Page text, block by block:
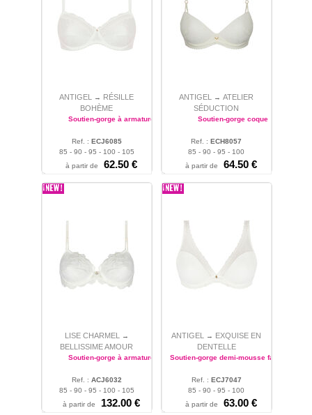
ANTIGEL → RÉSILLE
BOHÈME
Soutien-gorge à armatures
Ref. : ECJ6085
85 - 90 - 95 - 100 - 105
à partir de
62.50 €
ANTIGEL → ATELIER
SÉDUCTION
Soutien-gorge coque
Ref. : ECH8057
85 - 90 - 95 - 100
à partir de
64.50 €
LISE CHARMEL →
BELLISSIME AMOUR
Soutien-gorge à armatures
Ref. : ACJ6032
85 - 90 - 95 - 100 - 105
à partir de
132.00 €
ANTIGEL → EXQUISE EN
DENTELLE
Soutien-gorge demi-mousse fantaisie
Ref. : ECJ7047
85 - 90 - 95 - 100
à partir de
63.00 €